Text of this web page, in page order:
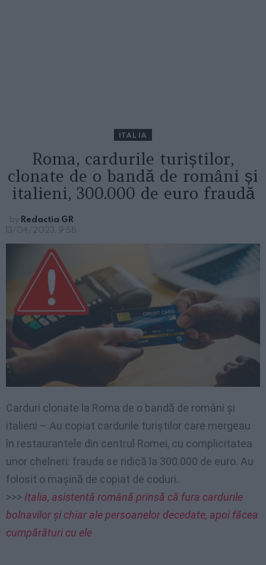
ITALIA
Roma, cardurile turiștilor,
clonate de o bandă de români și
italieni, 300.000 de euro fraudă
by Redactia GR
13/04/2023, 9:58
Carduri clonate la Roma de o bandă de români și
italieni – Au copiat cardurile turiștilor care mergeau
în restaurantele din centrul Romei, cu complicitatea
unor chelneri: frauda se ridică la 300.000 de euro. Au
folosit o mașină de copiat de coduri.
>>> Italia, asistentă română prinsă că fura cardurile
bolnavilor și chiar ale persoanelor decedate, apoi făcea
cumpărături cu ele